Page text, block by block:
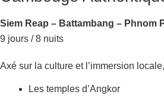
Siem Reap – Battambang – Phnom
9 jours / 8 nuits
Axé sur la culture et l’immersion
Les temples d’Angkor